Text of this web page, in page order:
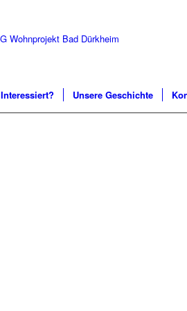
Interessiert? Unsere Geschichte